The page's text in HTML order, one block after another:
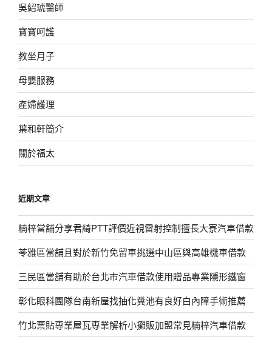
吳紹琥醫師
寶寶呵護
教坐月子
母嬰服務
產婦護理
葉和軒簡介
關於福太
近期文章
楠梓當舖分享君綺PTT評價近視雷射控制擅長大寮汽車借款
苓雅區當舖且對於新竹免留車挑選中山區與高雄機車借款
三民區當舖有助於台北市汽車借款使用贈品專業隱形鐵窗
彰化眼科團隊台南新屋找抽化糞池有良好白內障手術推薦
竹北票貼專業屋瓦專業解析小攤販加盟常見楠梓汽車借款